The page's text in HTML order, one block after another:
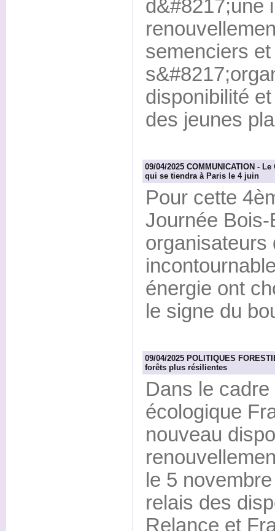
d&#8217;une
semenciers
disponibilité
des jeunes
09/04/2025 COMMUNICATION -
qui se tiendra à Paris le 4 juin
Pour cette
Journée
organisateurs
énergie ont
le signe du
09/04/2025 POLITIQUES
forêts plus résilientes
Dans le
écologique
nouveau
le 5
relais des
Relance et